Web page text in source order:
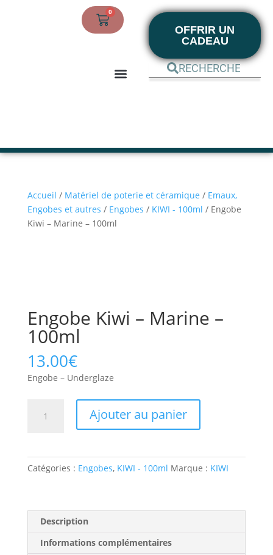
0
OFFRIR UN
CADEAU
Accueil / Matériel de poterie et céramique / Emaux,
Engobes et autres / Engobes / KIWI - 100ml / Engobe
Kiwi – Marine – 100ml
Engobe Kiwi – Marine –
100ml
13.00€
Engobe – Underglaze
Ajouter au panier
Catégories : Engobes, KIWI - 100ml Marque : KIWI
Description
Informations complémentaires